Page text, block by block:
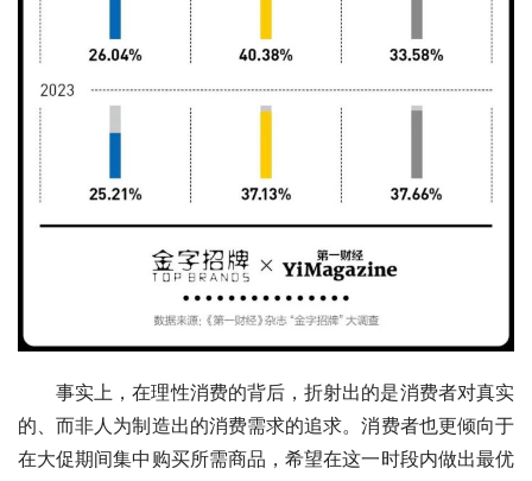
事实上，在理性消费的背后，折射出的是消费者对真实
的、而非人为制造出的消费需求的追求。消费者也更倾向于
在大促期间集中购买所需商品，希望在这一时段内做出最优